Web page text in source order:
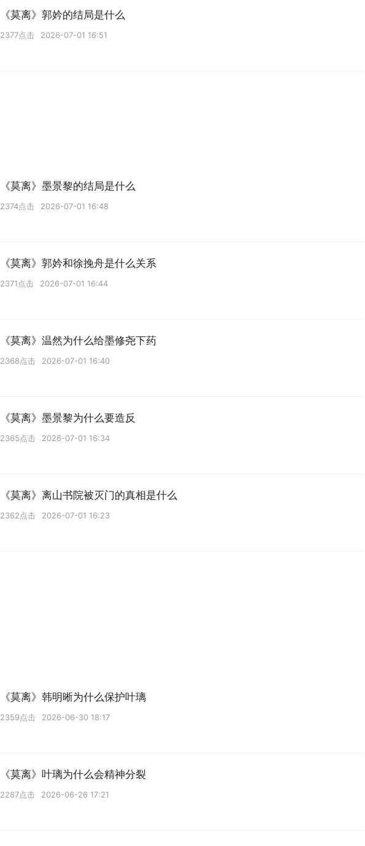
《莫离》郭妗的结局是什么
2377点击 2026-07-01 16:51
《莫离》墨景黎的结局是什么
2374点击 2026-07-01 16:48
《莫离》郭妗和徐挽舟是什么关系
2371点击 2026-07-01 16:44
《莫离》温然为什么给墨修尧下药
2368点击 2026-07-01 16:40
《莫离》墨景黎为什么要造反
2365点击 2026-07-01 16:34
《莫离》离山书院被灭门的真相是什么
2362点击 2026-07-01 16:23
《莫离》韩明晰为什么保护叶璃
2359点击 2026-06-30 18:17
《莫离》叶璃为什么会精神分裂
2287点击 2026-06-26 17:21